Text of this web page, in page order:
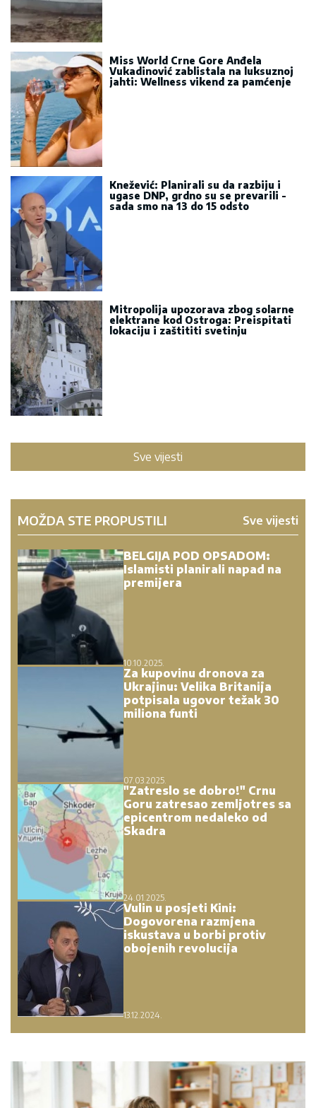
Miss World Crne Gore Anđela
Vukadinović zablistala na luksuznoj
jahti: Wellness vikend za pamćenje
Knežević: Planirali su da razbiju i
ugase DNP, grdno su se prevarili -
sada smo na 13 do 15 odsto
Mitropolija upozorava zbog solarne
elektrane kod Ostroga: Preispitati
lokaciju i zaštititi svetinju
Sve vijesti
MOŽDA STE PROPUSTILI Sve vijesti
BELGIJA POD OPSADOM:
Islamisti planirali napad na
premijera
10.10.2025.
Za kupovinu dronova za
Ukrajinu: Velika Britanija
potpisala ugovor težak 30
miliona funti
07.03.2025.
"Zatreslo se dobro!" Crnu
Goru zatresao zemljotres sa
epicentrom nedaleko od
Skadra
24.01.2025.
Vulin u posjeti Kini:
Dogovorena razmjena
iskustava u borbi protiv
obojenih revolucija
13.12.2024.